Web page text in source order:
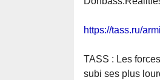
https://tass.ru/
TASS : Les
subi ses plus